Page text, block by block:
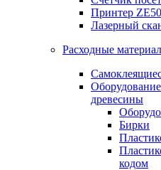
Принтер
Лазерный
Расходные
древесины
Бирки
кодом